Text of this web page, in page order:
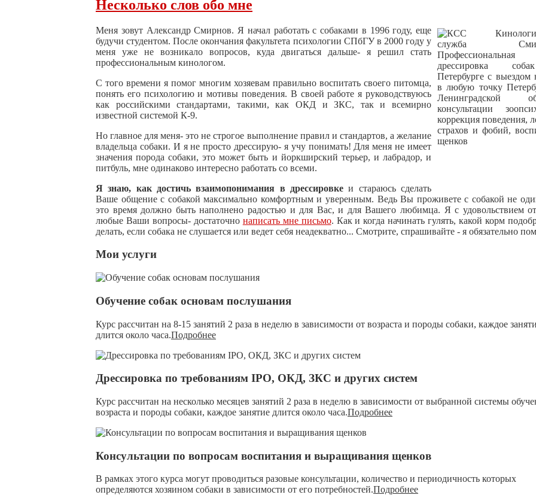
Несколько слов обо мне
Меня зовут Александр Смирнов. Я начал работать с собаками в 1996 году, еще
будучи студентом. После окончания факультета психологии СПбГУ в 2000 году у
меня уже не возникало вопросов, куда двигаться дальше- я решил стать
профессиональным кинологом.
С того времени я помог многим хозяевам правильно воспитать своего питомца,
понять его психологию и мотивы поведения. В своей работе я руководствуюсь
как российскими стандартами, такими, как ОКД и ЗКС, так и всемирно
известной системой К-9.
Но главное для меня- это не строгое выполнение правил и стандартов, а желание
владельца собаки. И я не просто дрессирую- я учу понимать! Для меня не имеет
значения порода собаки, это может быть и йоркширский терьер, и лабрадор, и
питбуль, мне одинаково интересно работать со всеми.
Я знаю, как достичь взаимопонимания в дрессировке и стараюсь сделать
Ваше общение с собакой максимально комфортным и уверенным. Ведь Вы проживете с собакой не
это время должно быть наполнено радостью и для Вас, и для Вашего любимца. Я с удовольствием
любые Ваши вопросы- достаточно написать мне письмо. Как и когда начинать гулять, какой корм
делать, если собака не слушается или ведет себя неадекватно... Смотрите, спрашивайте - я обязательно
Мои услуги
Обучение собак основам послушания
Курс рассчитан на 8-15 занятий 2 раза в неделю в зависимости от возраста и породы собаки, каждое
длится около часа.Подробнее
Дрессировка по требованиям IPO, ОКД, ЗКС и других систем
Курс рассчитан на несколько месяцев занятий 2 раза в неделю в зависимости от выбранной системы
возраста и породы собаки, каждое занятие длится около часа.Подробнее
Консультации по вопросам воспитания и выращивания щенков
В рамках этого курса могут проводиться разовые консультации, количество и периодичность которых
определяются хозяином собаки в зависимости от его потребностей.Подробнее